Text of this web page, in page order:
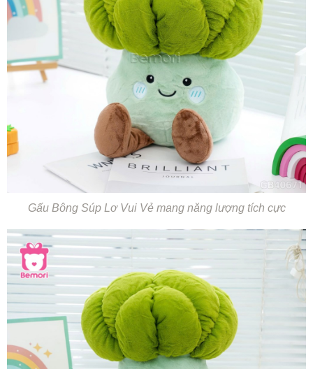
Gấu Bông Súp Lơ Vui Vẻ mang năng lượng tích cực